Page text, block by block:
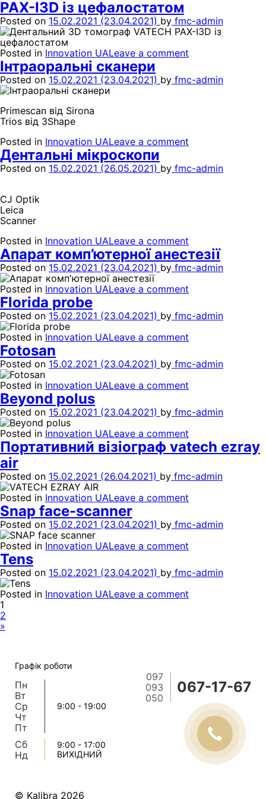
PAX-I3D із цефалостатом
Posted on 15.02.2021 (23.04.2021) by fmc-admin
Posted in Innovation UALeave a comment
Інтраоральні сканери
Posted on 15.02.2021 (23.04.2021) by fmc-admin
Primescan від Sirona
Trios від 3Shape
Posted in Innovation UALeave a comment
Дентальні мікроскопи
Posted on 15.02.2021 (26.05.2021) by fmc-admin
CJ Optik
Leica
Scanner
Posted in Innovation UALeave a comment
Апарат комп’ютерної анестезії
Posted on 15.02.2021 (23.04.2021) by fmc-admin
Posted in Innovation UALeave a comment
Florida probe
Posted on 15.02.2021 (23.04.2021) by fmc-admin
Posted in Innovation UALeave a comment
Fotosan
Posted on 15.02.2021 (23.04.2021) by fmc-admin
Posted in Innovation UALeave a comment
Beyond polus
Posted on 15.02.2021 (23.04.2021) by fmc-admin
Posted in Innovation UALeave a comment
Портативний візіограф vatech ezray
air
Posted on 15.02.2021 (26.04.2021) by fmc-admin
Posted in Innovation UALeave a comment
Snap face-scanner
Posted on 15.02.2021 (23.04.2021) by fmc-admin
Posted in Innovation UALeave a comment
Tens
Posted on 15.02.2021 (23.04.2021) by fmc-admin
Posted in Innovation UALeave a comment
1
2
»
Графік роботи
Пн
Вт
Ср
Чт
Пт
9:00 - 19:00
Сб
Нд
9:00 - 17:00
ВИХІДНИЙ
097
093
050
067-17-67
© Kalibra 2026